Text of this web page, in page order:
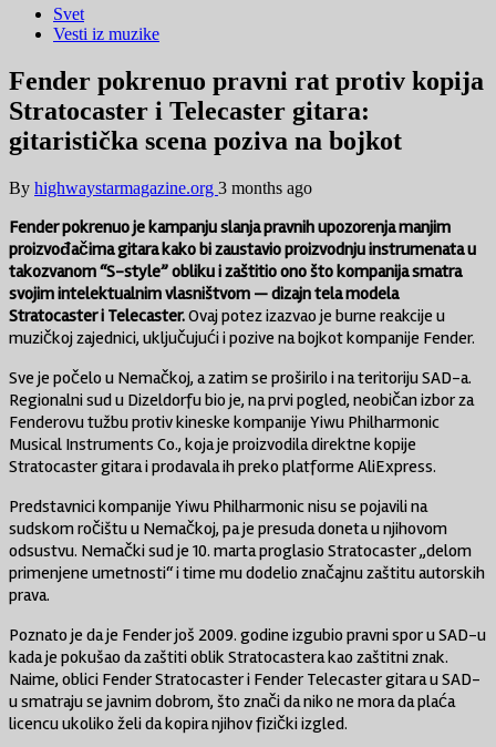
Svet
Vesti iz muzike
Fender pokrenuo pravni rat protiv kopija
Stratocaster i Telecaster gitara:
gitaristička scena poziva na bojkot
By highwaystarmagazine.org 3 months ago
Fenderpokrenuo je kampanju slanja pravnih upozorenja manjim
proizvođačima gitara kako bi zaustavio proizvodnju instrumenata u
takozvanom “S-style” obliku i zaštitio ono što kompanija smatra
svojim intelektualnim vlasništvom — dizajn tela modela
Stratocaster i Telecaster.Ovaj potez izazvao je burne reakcije u
muzičkoj zajednici, uključujući i pozive na bojkot kompanije Fender.
Sve je počelo u Nemačkoj, a zatim se proširilo i na teritoriju SAD-a.
Regionalni sud u Dizeldorfu bio je, na prvi pogled, neobičan izbor za
Fenderovu tužbu protiv kineske kompanije Yiwu Philharmonic
Musical Instruments Co., koja je proizvodila direktne kopije
Stratocaster gitara i prodavala ih preko platforme AliExpress.
Predstavnici kompanije Yiwu Philharmonic nisu se pojavili na
sudskom ročištu u Nemačkoj, pa je presuda doneta u njihovom
odsustvu. Nemački sud je 10. marta proglasio Stratocaster „delom
primenjene umetnosti“ i time mu dodelio značajnu zaštitu autorskih
prava.
Poznato je da je Fender još 2009. godine izgubio pravni spor u SAD-u
kada je pokušao da zaštiti oblik Stratocastera kao zaštitni znak.
Naime, oblici Fender Stratocaster i Fender Telecaster gitara u SAD-
u smatraju se javnim dobrom, što znači da niko ne mora da plaća
licencu ukoliko želi da kopira njihov fizički izgled.